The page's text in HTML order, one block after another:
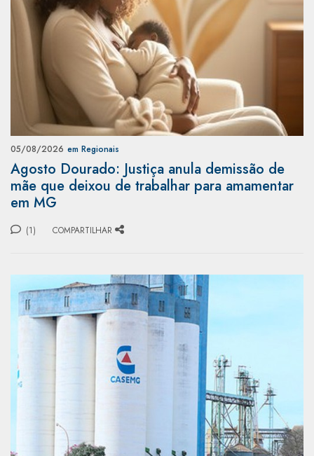
05/08/2026 em Regionais
Agosto Dourado: Justiça anula demissão de
mãe que deixou de trabalhar para amamentar
em MG
(1) COMPARTILHAR